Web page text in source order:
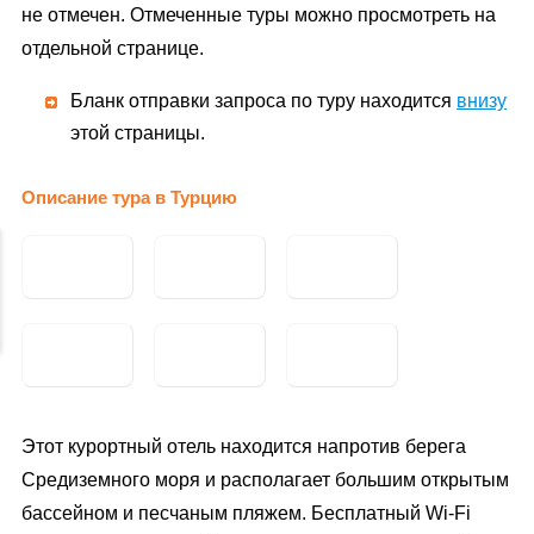
не отмечен. Отмеченные туры можно просмотреть на
отдельной странице.
Бланк отправки запроса по туру находится внизу
этой страницы.
Описание тура в Турцию
Этот курортный отель находится напротив берега
Средиземного моря и располагает большим открытым
бассейном и песчаным пляжем. Бесплатный Wi-Fi